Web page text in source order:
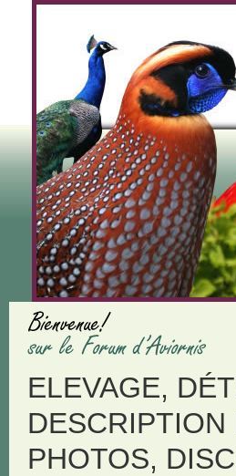
ELEVAGE,
PHOTOS,